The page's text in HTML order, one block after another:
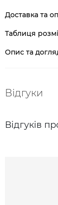
Доставка та
Таблиця
Опис та
Відгуки
Відгуків